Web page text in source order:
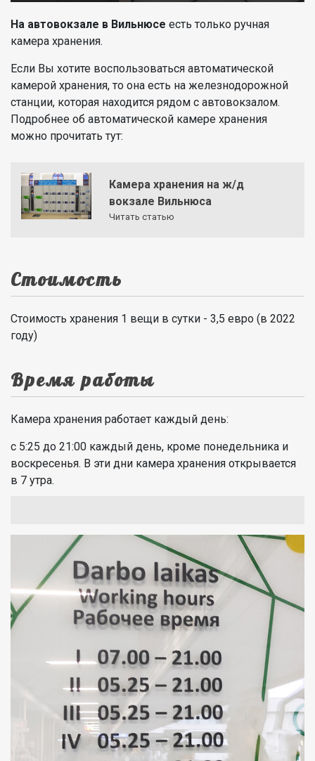
На автовокзале в Вильнюсе есть только ручная
камера хранения.
Если Вы хотите воспользоваться автоматической
камерой хранения, то она есть на железнодорожной
станции, которая находится рядом с автовокзалом.
Подробнее об автоматической камере хранения
можно прочитать тут:
Камера хранения на ж/д
вокзале Вильнюса
Читать статью
Стоимость
Стоимость хранения 1 вещи в сутки - 3,5 евро (в 2022
году)
Время работы
Камера хранения работает каждый день:
с 5:25 до 21:00 каждый день, кроме понедельника и
воскресенья. В эти дни камера хранения открывается
в 7 утра.